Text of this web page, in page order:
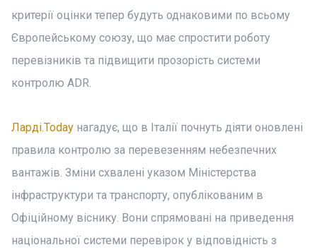
критерії оцінки тепер будуть однаковими по всьому
Європейському союзу, що має спростити роботу
перевізників та підвищити прозорість системи
контролю ADR.
Ларді.Today нагадує, що в Італії почнуть діяти оновлені
правила контролю за перевезенням небезпечних
вантажів. Зміни схвалені указом Міністерства
інфраструктури та транспорту, опублікованим в
Офіційному віснику. Вони спрямовані на приведення
національної системи перевірок у відповідність з